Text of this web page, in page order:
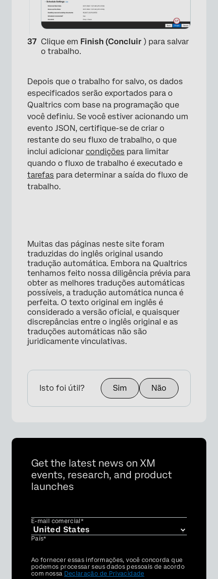
×
Clique em Finish (Concluir ) para salvar
o trabalho.
Depois que o trabalho for salvo, os dados
especificados serão exportados para o
Qualtrics com base na programação que
você definiu. Se você estiver acionando um
evento JSON, certifique-se de criar o
restante do seu fluxo de trabalho, o que
inclui adicionar condições para limitar
quando o fluxo de trabalho é executado e
tarefas para determinar a saída do fluxo de
trabalho.
Muitas das páginas neste site foram
traduzidas do inglês original usando
tradução automática. Embora na Qualtrics
tenhamos feito nossa diligência prévia para
obter as melhores traduções automáticas
possíveis, a tradução automática nunca é
perfeita. O texto original em inglês é
considerado a versão oficial, e quaisquer
discrepâncias entre o inglês original e as
traduções automáticas não são
juridicamente vinculativas.
Isto foi útil? Sim Não
Get the latest news on XM
events, research, and product
launches
E-mail comercial*
País*
Privacy
Optin
Ao fornecer essas informações, você concorda que
podemos processar seus dados pessoais de acordo
com nossa Declaração de Privacidade